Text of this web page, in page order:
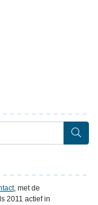
, met de
2011 actief in